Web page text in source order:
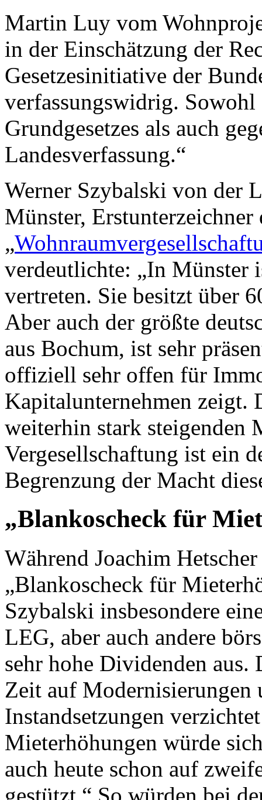
Martin Luy vom
in der Einschätzung der
Gesetzesinitiative der
verfassungswidrig. Sowohl
Grundgesetzes als auch
Landesverfassung.“
Werner Szybalski von der
Münster, Erstunterzeichner
„
verdeutlichte: „In Münster
vertreten. Sie besitzt über
Aber auch der größte
aus Bochum, ist sehr
offiziell sehr offen für
Kapitalunternehmen zeigt.
weiterhin stark steigenden
Vergesellschaftung ist ein
Begrenzung der Macht
„Blankoscheck für
Während Joachim
„Blankoscheck für
Szybalski insbesondere
LEG, aber auch andere
sehr hohe Dividenden
Zeit auf Modernisierungen
Instandsetzungen
Mieterhöhungen würde
auch heute schon auf